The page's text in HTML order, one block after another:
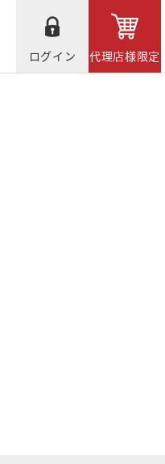
ログイン
代理店様限定